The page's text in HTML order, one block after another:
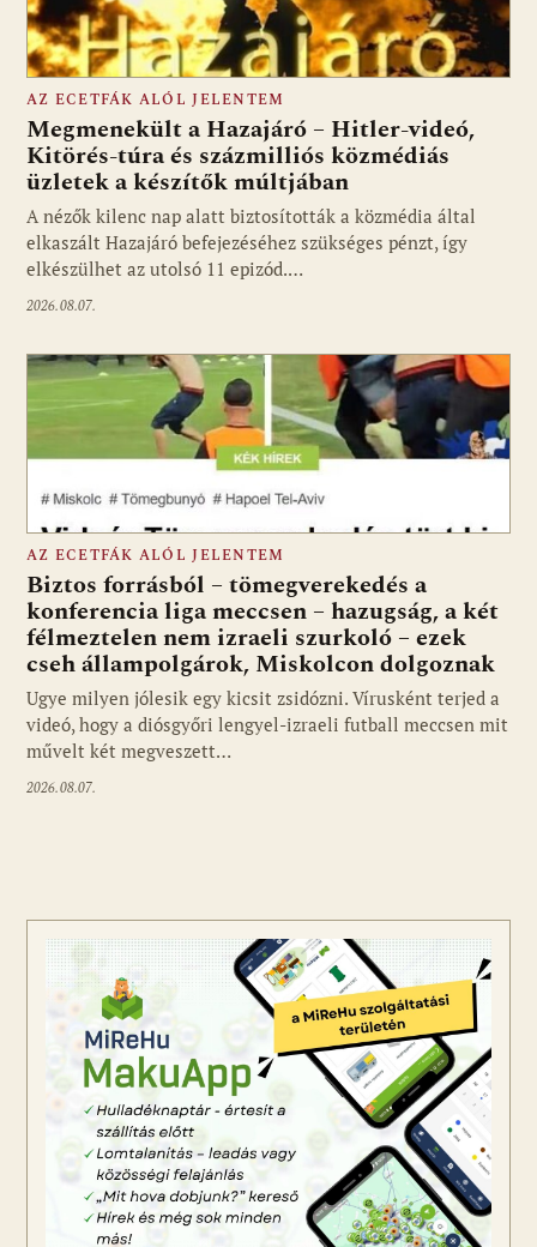
Fotó: media1.hu
AZ ECETFÁK ALÓL JELENTEM
Megmenekült a Hazajáró – Hitler-videó,
Kitörés-túra és százmilliós közmédiás
üzletek a készítők múltjában
A nézők kilenc nap alatt biztosították a közmédia által
elkaszált Hazajáró befejezéséhez szükséges pénzt, így
elkészülhet az utolsó 11 epizód.…
2026.08.07.
AZ ECETFÁK ALÓL JELENTEM
Biztos forrásból – tömegverekedés a
konferencia liga meccsen – hazugság, a két
félmeztelen nem izraeli szurkoló – ezek
cseh állampolgárok, Miskolcon dolgoznak
Ugye milyen jólesik egy kicsit zsidózni. Vírusként terjed a
videó, hogy a diósgyőri lengyel-izraeli futball meccsen mit
művelt két megveszett…
2026.08.07.